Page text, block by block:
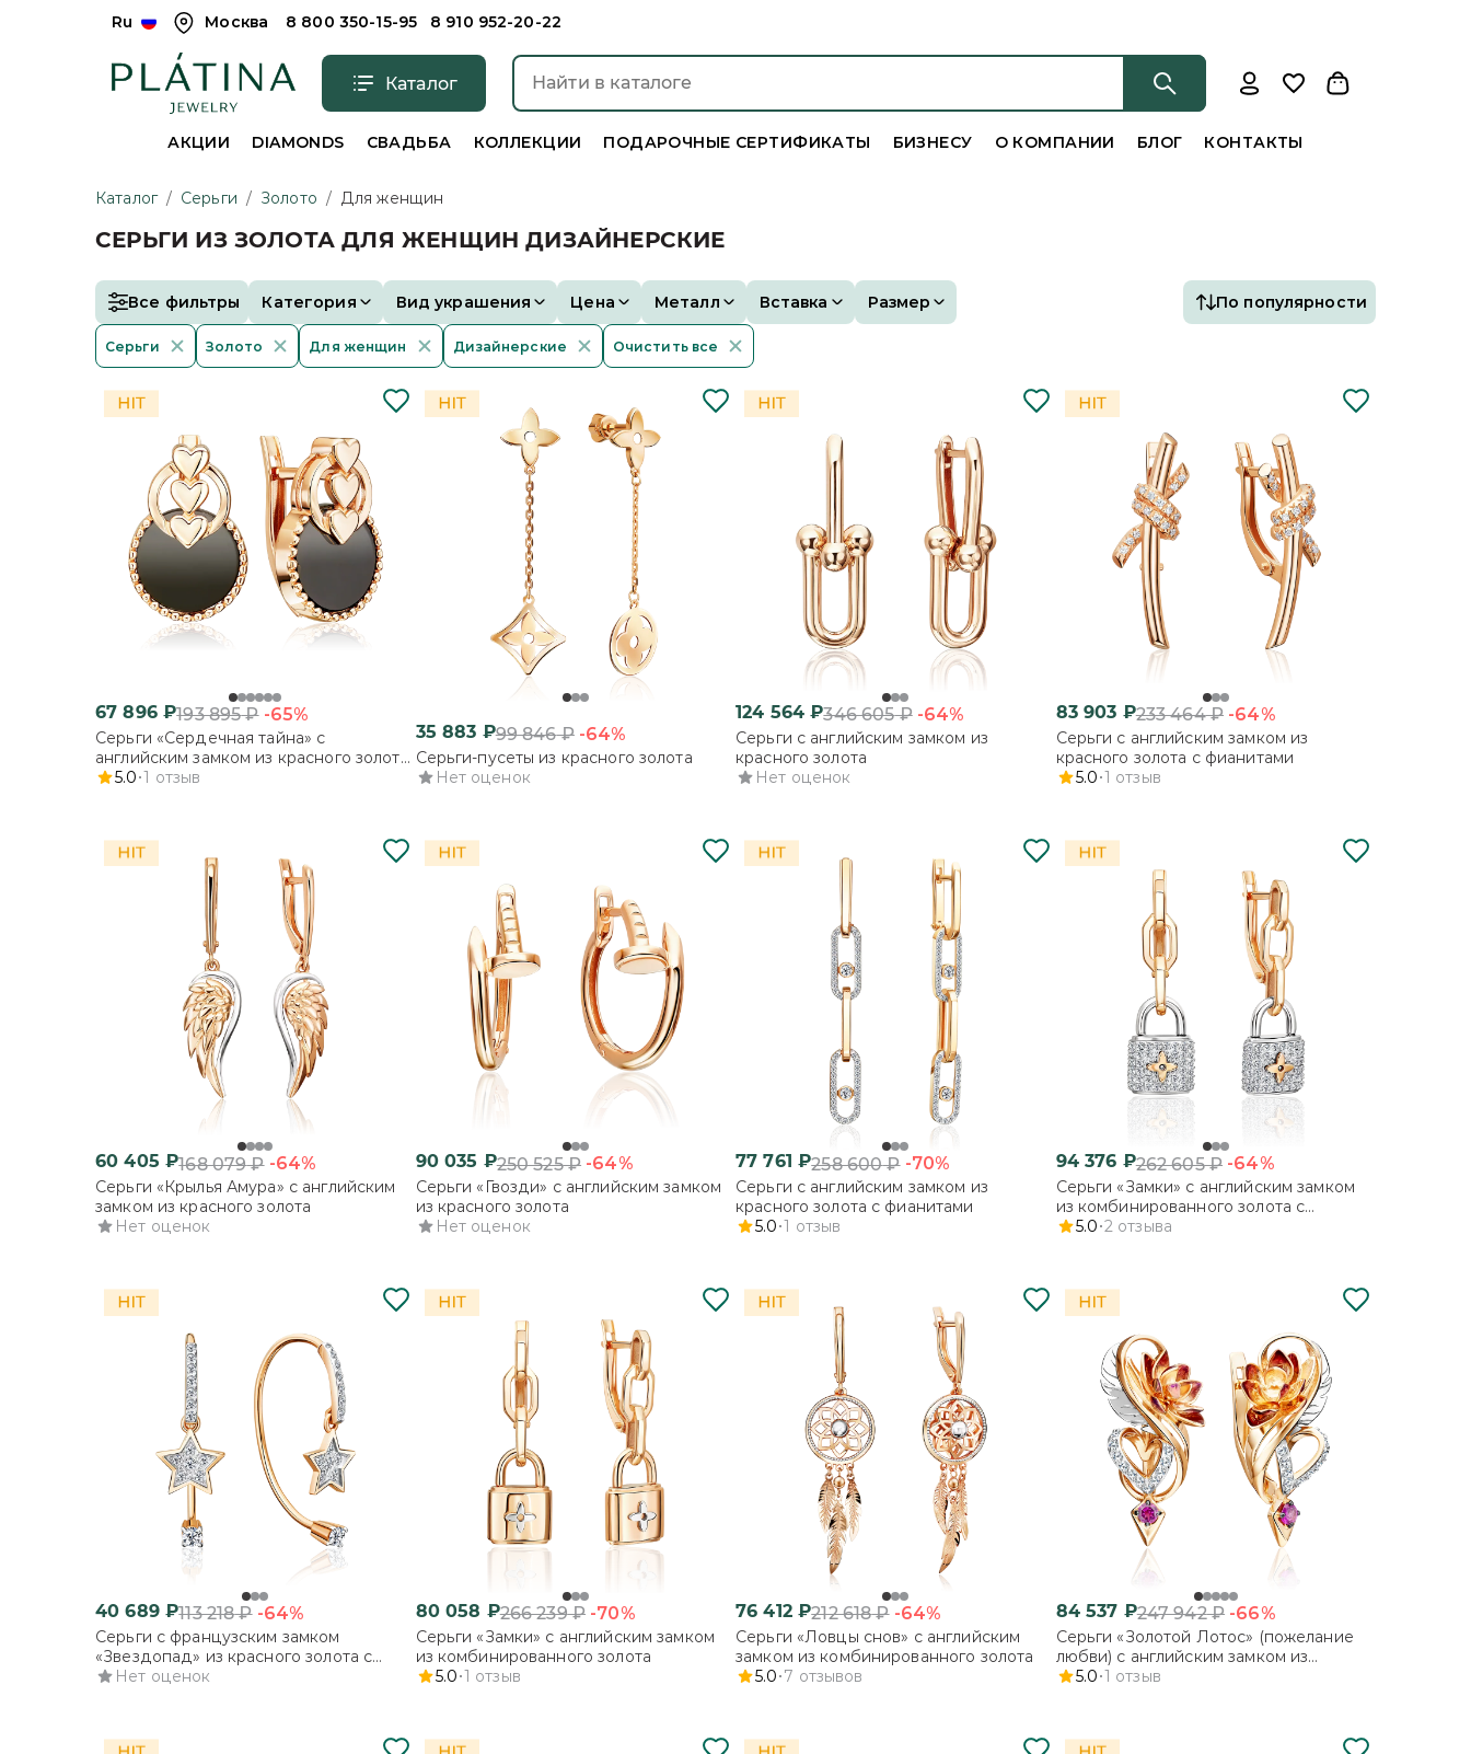
Ru Москва 8 800 350-15-95 8 910 952-20-22
Каталог
АКЦИИ DIAMONDS СВАДЬБА КОЛЛЕКЦИИ ПОДАРОЧНЫЕ СЕРТИФИКАТЫ БИЗНЕСУ О КОМПАНИИ БЛОГ КОНТАКТЫ
Каталог / Серьги / Золото / Для женщин
СЕРЬГИ ИЗ ЗОЛОТА ДЛЯ ЖЕНЩИН ДИЗАЙНЕРСКИЕ
Все фильтры Категория Вид украшения Цена Металл Вставка Размер По популярности
Серьги Золото Для женщин Дизайнерские Очистить все
67 896₽193 895₽ -65%
Серьги «Сердечная тайна» с
английским замком из красного золота
с ониксом
5.0 1 отзыв
35 883 ₽99 846₽ -64%
Серьги-пусеты из красного золота
Нет оценок
124 564 ₽346 605₽ -64%
Серьги с английским замком из
красного золота
Нет оценок
83 903 ₽233 464₽ -64%
Серьги с английским замком из
красного золота с фианитами
5.0 1 отзыв
60 405 ₽168 079₽ -64%
Серьги «Крылья Амура» с английским
замком из красного золота
Нет оценок
90 035 ₽250 525₽ -64%
Серьги «Гвозди» с английским замком
из красного золота
Нет оценок
77 761 ₽258 600₽ -70%
Серьги с английским замком из
красного золота с фианитами
5.0 1 отзыв
94 376 ₽262 605₽ -64%
Серьги «Замки» с английским замком
из комбинированного золота с
фианитами
5.0 2 отзыва
40 689₽113 218₽ -64%
Серьги с французским замком
«Звездопад» из красного золота с
фианитами
Нет оценок
80 058 ₽266 239₽ -70%
Серьги «Замки» с английским замком
из комбинированного золота
5.0 1 отзыв
76 412₽212 618₽ -64%
Серьги «Ловцы снов» с английским
замком из комбинированного золота
5.0 7 отзывов
84 537 ₽247 942₽ -66%
Серьги «Золотой Лотос» (пожелание
любви) с английским замком из
комбинированного золота с гранатом,
5.0 1 отзыв